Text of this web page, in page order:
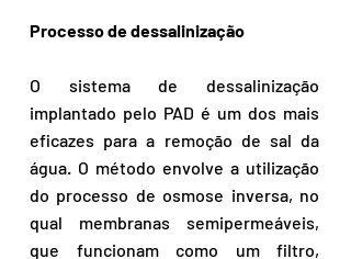
Processo de dessalinização
O sistema de dessalinização
implantado pelo PAD é um dos mais
eficazes para a remoção de sal da
água. O método envolve a utilização
do processo de osmose inversa, no
qual membranas semipermeáveis,
que funcionam como um filtro,